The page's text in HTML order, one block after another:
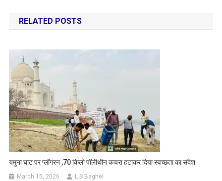
navigation
RELATED POSTS
यमुना घाट पर प्लॉगरन ,70 किलो पॉलीथीन कचरा हटाकर दिया स्वच्छता का संदेश
March 15, 2026 L.S Baghel